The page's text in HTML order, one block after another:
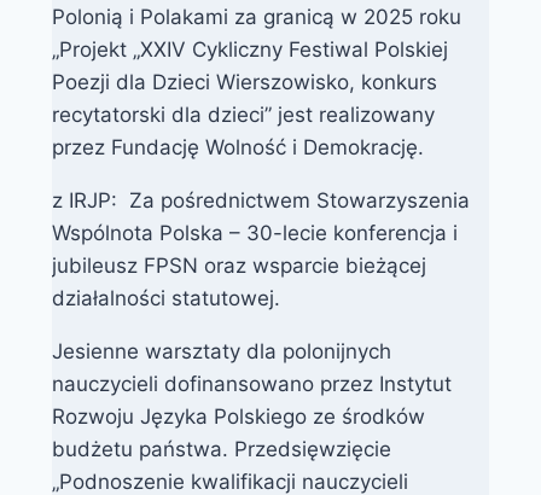
Polonią i Polakami za granicą w 2025 roku
„Projekt „XXIV Cykliczny Festiwal Polskiej
Poezji dla Dzieci Wierszowisko, konkurs
recytatorski dla dzieci” jest realizowany
przez Fundację Wolność i Demokrację.
z IRJP: Za pośrednictwem Stowarzyszenia
Wspólnota Polska – 30-lecie konferencja i
jubileusz FPSN oraz wsparcie bieżącej
działalności statutowej.
Jesienne warsztaty dla polonijnych
nauczycieli dofinansowano przez Instytut
Rozwoju Języka Polskiego ze środków
budżetu państwa. Przedsięwzięcie
„Podnoszenie kwalifikacji nauczycieli